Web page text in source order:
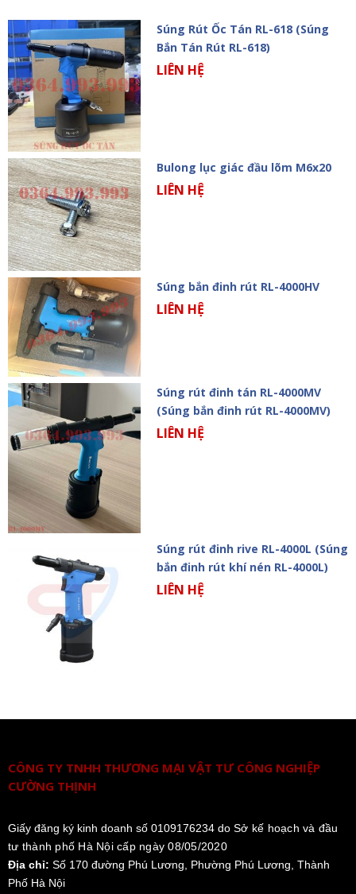
Súng Rút Ốc Tán RL-618 (Súng
Bắn Tán Rút RL-618)
LIÊN HỆ
Bulong lục giác đầu lõm M6x20
LIÊN HỆ
Súng bắn đinh rút RL-4000HV
LIÊN HỆ
Súng rút đinh tán RL-4000MV
(Súng bắn đinh rút RL-4000MV)
LIÊN HỆ
Súng rút đinh rive RL-4000L (Súng
bắn đinh rút khí nén RL-4000L)
LIÊN HỆ
CÔNG TY TNHH THƯƠNG MẠI VẬT TƯ CÔNG NGHIỆP
CƯỜNG THỊNH
Giấy đăng ký kinh doanh số 0109176234 do Sở kế hoạch và đầu
tư thành phố Hà Nội cấp ngày 08/05/2020
Địa chỉ: Số 170 đường Phú Lương, Phường Phú Lương, Thành
Phố Hà Nội